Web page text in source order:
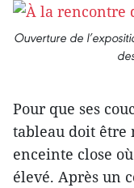
Ouverture de
Pour que ses
tableau doit être
enceinte close
élevé. Après un